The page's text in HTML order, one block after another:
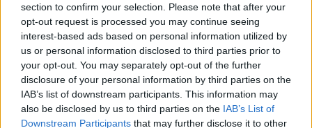
section to confirm your selection. Please note that after your
opt-out request is processed you may continue seeing
interest-based ads based on personal information utilized by
us or personal information disclosed to third parties prior to
your opt-out. You may separately opt-out of the further
disclosure of your personal information by third parties on the
IAB’s list of downstream participants. This information may
also be disclosed by us to third parties on the IAB’s List of
Downstream Participants that may further disclose it to other